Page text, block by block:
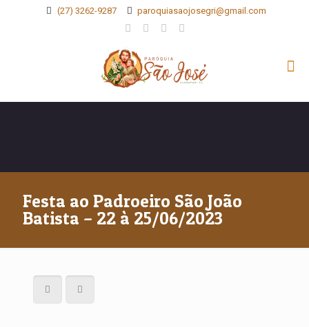
(27) 3262-9287 paroquiasaojosegri@gmail.com
Festa ao Padroeiro São João
Batista – 22 à 25/06/2023